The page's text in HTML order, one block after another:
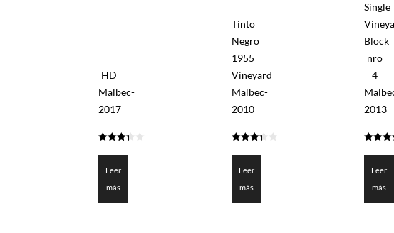
HD
Malbec-
2017
Leer
más
Tinto
Negro
1955
Vineyard
Malbec-
2010
Leer
más
Single
Block
nro
4
2013
Leer
más